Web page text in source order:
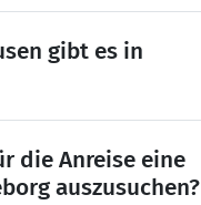
gibt es in
die Anreise eine
auszusuchen?